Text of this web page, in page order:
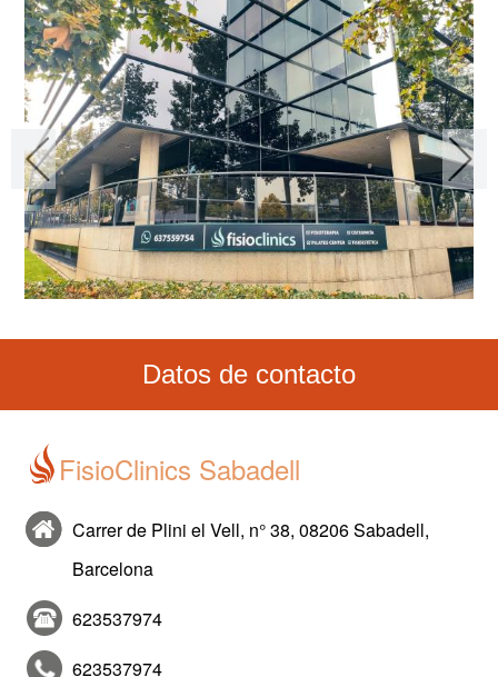
Datos de contacto
FisioClinics Sabadell
Carrer de Plini el Vell, n° 38, 08206 Sabadell,
Barcelona
623537974
623537974